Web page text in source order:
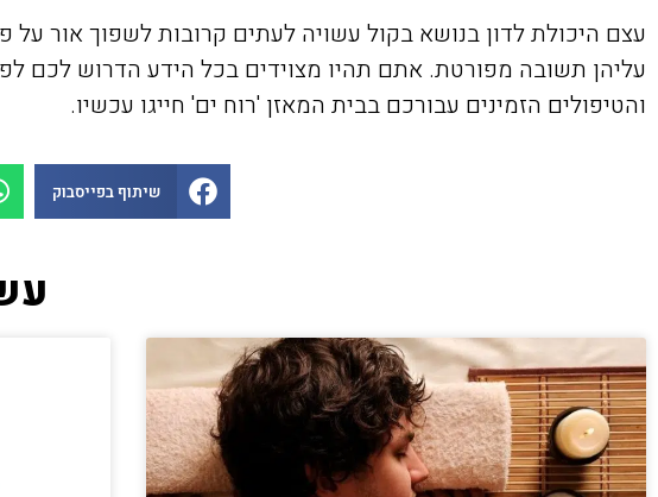
עצם היכולת לדון בנושא בקול עשויה לעתים קרובות לשפוך אור
עליהן תשובה מפורטת. אתם תהיו מצוידים בכל הידע הדרוש לכם
והטיפולים הזמינים עבורכם בבית המאזן 'רוח ים' חייגו עכשיו.
שיתוף בפייסבוק